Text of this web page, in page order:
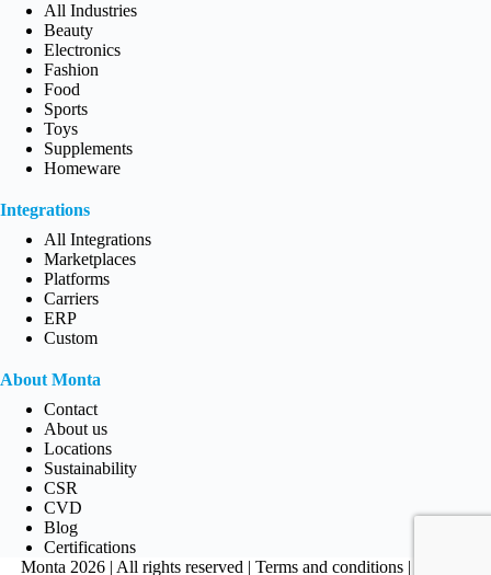
All Industries
Beauty
Electronics
Fashion
Food
Sports
Toys
Supplements
Homeware
Integrations
All Integrations
Marketplaces
Platforms
Carriers
ERP
Custom
About Monta
Contact
About us
Locations
Sustainability
CSR
CVD
Blog
Certifications
Monta 2026 | All rights reserved |Terms and conditions |